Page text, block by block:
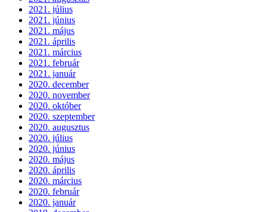
2021. július
2021. június
2021. május
2021. április
2021. március
2021. február
2021. január
2020. december
2020. november
2020. október
2020. szeptember
2020. augusztus
2020. július
2020. június
2020. május
2020. április
2020. március
2020. február
2020. január